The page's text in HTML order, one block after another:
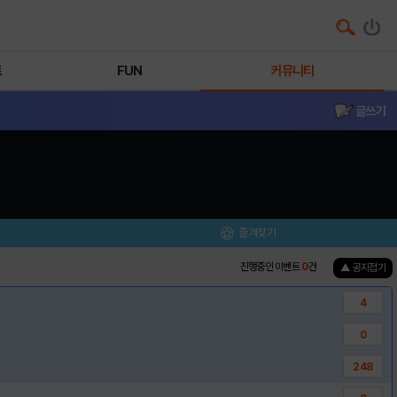
FUN 커뮤니티
글쓰기
즐겨찾기
진행중인 이벤트0건 ▲ 공지접기
4
0
248